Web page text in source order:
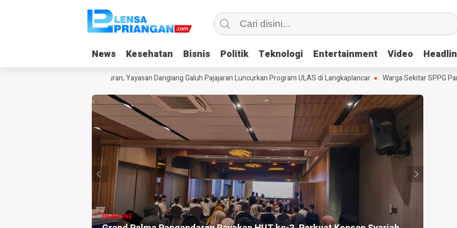
News Kesehatan Bisnis Politik Teknologi Entertainment Video
News Kesehatan Bisnis Politik Teknologi Entertainment Video
Kecanduan Gadget Saat Liburan, Yayasan Dangiang Galuh Pajajaran Luncurkan Program ULAS di Langkaplancar Warga Sekitar SPPG
HEADLINE